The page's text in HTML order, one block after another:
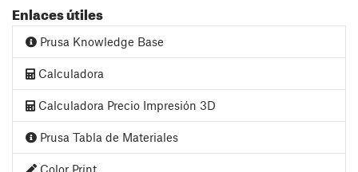
Enlaces útiles
Prusa Knowledge Base
Calculadora
Calculadora Precio Impresión 3D
Prusa Tabla de Materiales
Color Print